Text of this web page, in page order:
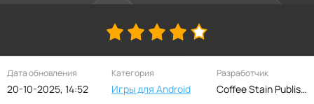
Дата обновления
20-10-2025, 14:52
Категория
Игры для Android
Разработчик
Coffee Stain Publishing